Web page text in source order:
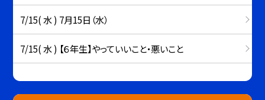
7/15( 水 ) 7月15日（水）
7/15( 水 ) 【６年生】やっていいこと・悪いこと